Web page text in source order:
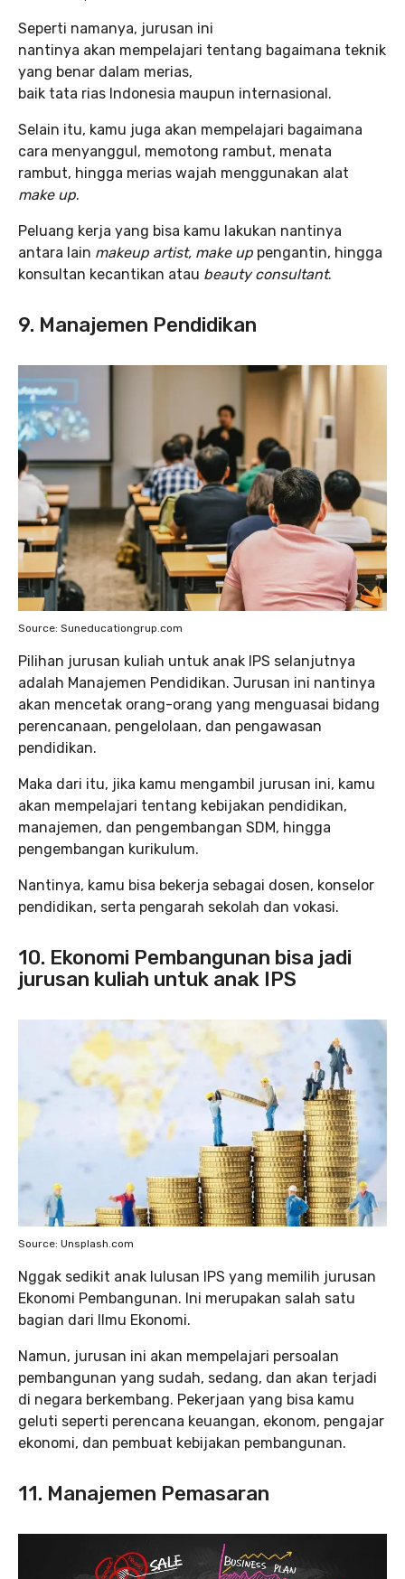
Seperti namanya, jurusan ini
nantinya akan mempelajari tentang bagaimana teknik
yang benar dalam merias,
baik tata rias Indonesia maupun internasional.
Selain itu, kamu juga akan mempelajari bagaimana
cara menyanggul, memotong rambut, menata
rambut, hingga merias wajah menggunakan alat
make up.
Peluang kerja yang bisa kamu lakukan nantinya
antara lain makeup artist, make up pengantin, hingga
konsultan kecantikan atau beauty consultant.
9. Manajemen Pendidikan
Source: Suneducationgrup.com
Pilihan jurusan kuliah untuk anak IPS selanjutnya
adalah Manajemen Pendidikan. Jurusan ini nantinya
akan mencetak orang-orang yang menguasai bidang
perencanaan, pengelolaan, dan pengawasan
pendidikan.
Maka dari itu, jika kamu mengambil jurusan ini, kamu
akan mempelajari tentang kebijakan pendidikan,
manajemen, dan pengembangan SDM, hingga
pengembangan kurikulum.
Nantinya, kamu bisa bekerja sebagai dosen, konselor
pendidikan, serta pengarah sekolah dan vokasi.
10. Ekonomi Pembangunan bisa jadi
jurusan kuliah untuk anak IPS
Source: Unsplash.com
Nggak sedikit anak lulusan IPS yang memilih jurusan
Ekonomi Pembangunan. Ini merupakan salah satu
bagian dari Ilmu Ekonomi.
Namun, jurusan ini akan mempelajari persoalan
pembangunan yang sudah, sedang, dan akan terjadi
di negara berkembang. Pekerjaan yang bisa kamu
geluti seperti perencana keuangan, ekonom, pengajar
ekonomi, dan pembuat kebijakan pembangunan.
11. Manajemen Pemasaran